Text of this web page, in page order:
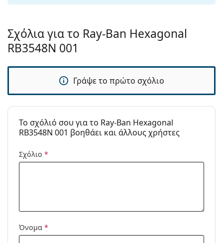
Πανί
καθαρισμού:
Ναι
Άλλα
Unisex
Χρήση:
Μόδα
Προϊόντος /
Σχόλια για το Ray-Ban Hexagonal
RB3548N 001
Γράψε το πρώτο σχόλιο
To σχόλιό σου για το Ray-Ban Hexagonal
RB3548N 001 βοηθάει και άλλους χρήστες
Σχόλιο *
Όνομα *